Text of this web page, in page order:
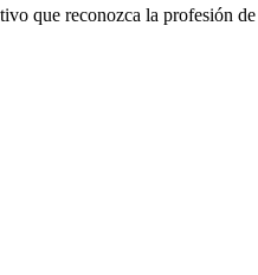
que reconozca la profesión